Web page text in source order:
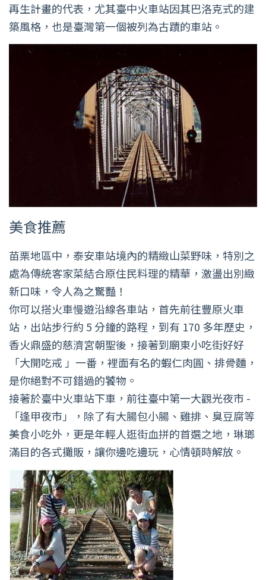
再生計畫的代表，尤其臺中火車站因其巴洛克式的建
築風格，也是臺灣第一個被列為古蹟的車站。
美食推薦
苗栗地區中，泰安車站境內的精緻山菜野味，特別之
處為傳統客家菜結合原住民料理的精華，激盪出別緻
新口味，令人為之驚豔！
你可以搭火車慢遊沿線各車站，首先前往豐原火車
站，出站步行約 5 分鐘的路程，到有 170 多年歷史，
香火鼎盛的慈濟宮朝聖後，接著到廟東小吃街好好
「大開吃戒 」一番，裡面有名的蝦仁肉圓、排骨麵，
是你絕對不可錯過的饕物。
接著於臺中火車站下車，前往臺中第一大觀光夜市 -
「逢甲夜市」，除了有大腸包小腸、雞排、臭豆腐等
美食小吃外，更是年輕人逛街血拼的首選之地，琳瑯
滿目的各式攤販，讓你邊吃邊玩，心情頓時解放。